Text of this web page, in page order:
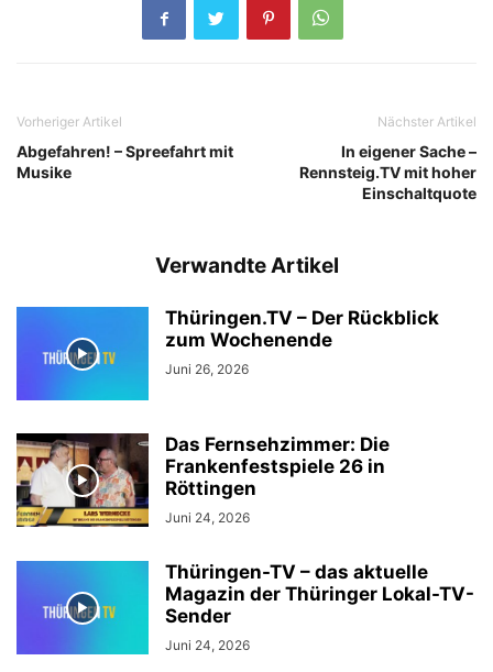
Vorheriger Artikel
Abgefahren! – Spreefahrt mit
Musike
Nächster Artikel
In eigener Sache –
Rennsteig.TV mit hoher
Einschaltquote
Verwandte Artikel
Thüringen.TV – Der Rückblick
zum Wochenende
Juni 26, 2026
Das Fernsehzimmer: Die
Frankenfestspiele 26 in
Röttingen
Juni 24, 2026
Thüringen-TV – das aktuelle
Magazin der Thüringer Lokal-TV-
Sender
Juni 24, 2026